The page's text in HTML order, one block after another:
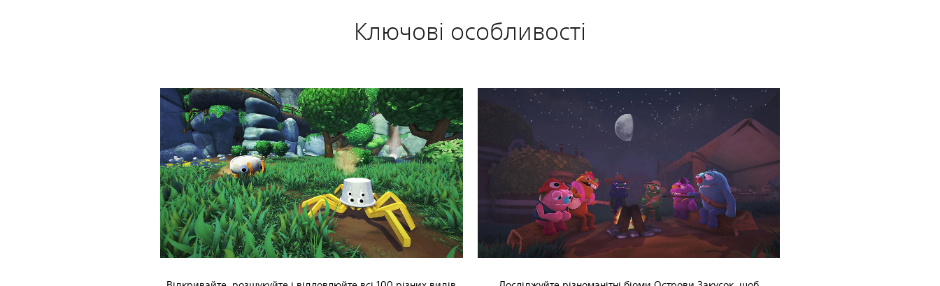
Ключові особливості